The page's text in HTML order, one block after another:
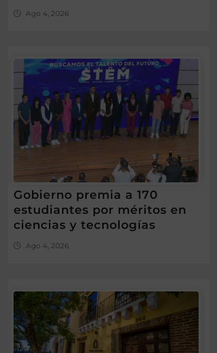
Ago 4, 2026
Gobierno premia a 170
estudiantes por méritos en
ciencias y tecnologías
Ago 4, 2026